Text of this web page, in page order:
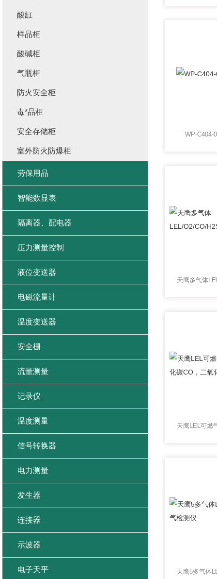
WP-C404-
酸缸
样品柜
酸碱柜
气瓶柜
防火安全柜
毒*品柜
安全存储柜
室外防火防爆柜
劳保用品
智能数显表
隔离器、配电器
压力测量控制
液位变送器
电磁流量计
温度变送器
安全栅
流量测量
记录仪
温度测量
信号转换器
电力测量
发生器
连接器
示波器
电子天平